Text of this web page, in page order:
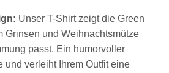
Unser T-Shirt zeigt die Green
Grinsen und Weihnachtsmütze
passt. Ein humorvoller
und verleiht Ihrem Outfit eine